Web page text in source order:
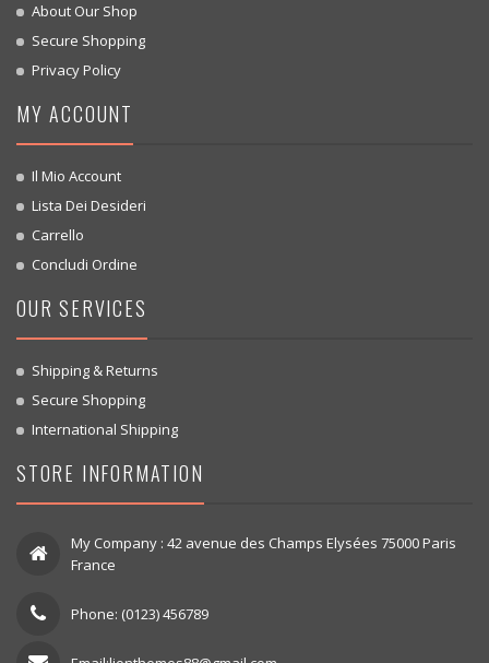
About Our Shop
Secure Shopping
Privacy Policy
MY ACCOUNT
Il Mio Account
Lista Dei Desideri
Carrello
Concludi Ordine
OUR SERVICES
Shipping & Returns
Secure Shopping
International Shipping
STORE INFORMATION
My Company : 42 avenue des Champs Elysées 75000 Paris
France
Phone: (0123) 456789